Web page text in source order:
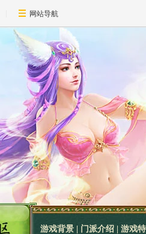
网站导航
游戏背景 门派介绍 游戏